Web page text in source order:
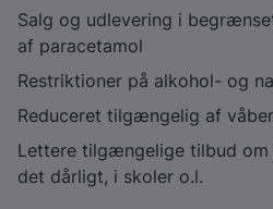
Salg og udlevering i
af paracetamol
Restriktioner på alkohol- og
Reduceret tilgængelig af
Lettere tilgængelige tilbud
det dårligt, i skoler o.l.